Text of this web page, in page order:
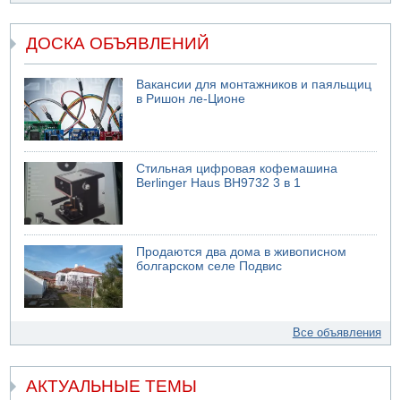
ДОСКА ОБЪЯВЛЕНИЙ
Вакансии для монтажников и паяльщиц
в Ришон ле-Ционе
Стильная цифровая кофемашина
Berlinger Haus BH9732 3 в 1
Продаются два дома в живописном
болгарском селе Подвис
Все объявления
АКТУАЛЬНЫЕ ТЕМЫ